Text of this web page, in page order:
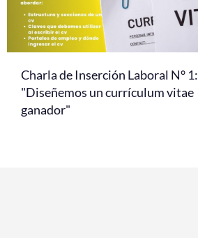
Charla de Inserción Laboral N° 1:
"Diseñemos un currículum vitae
ganador"